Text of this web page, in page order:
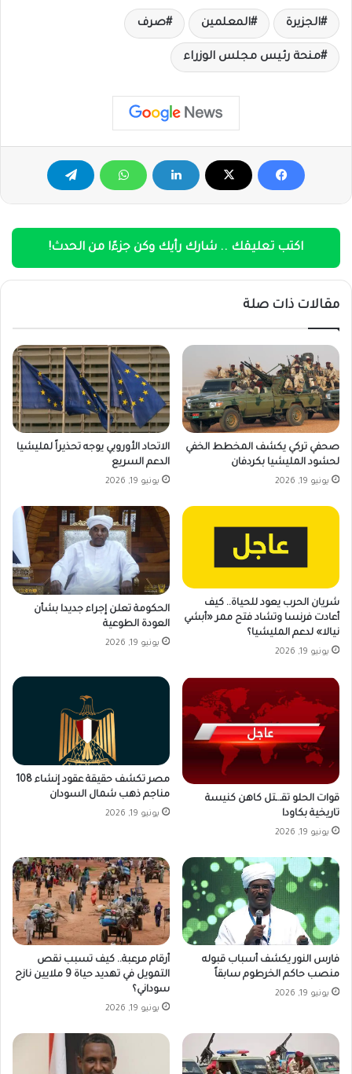
الجزيرة المعلمين صرف
منحة رئيس مجلس الوزراء
اكتب تعليقك .. شارك رأيك وكن جزءًا من الحدث!
مقالات ذات صلة
صحفي تركي يكشف المخطط الخفي
لحشود المليشيا بكردفان
يونيو 19, 2026
الاتحاد الأوروبي يوجه تحذيراً لمليشيا
الدعم السريع
يونيو 19, 2026
شريان الحرب يعود للحياة.. كيف
أعادت فرنسا وتشاد فتح ممر «أبشي
نيالا» لدعم المليشيا؟
يونيو 19, 2026
الحكومة تعلن إجراء جديدا بشأن
العودة الطوعية
يونيو 19, 2026
قوات الحلو تقـ.ـتل كاهن كنيسة
تاريخية بكاودا
يونيو 19, 2026
مصر تكشف حقيقة عقود إنشاء 108
مناجم ذهب شمال السودان
يونيو 19, 2026
فارس النور يكشف أسباب قبوله
منصب حاكم الخرطوم سابقاً
يونيو 19, 2026
أرقام مرعبة.. كيف تسبب نقص
التمويل في تهديد حياة 9 ملايين نازح
سوداني؟
يونيو 19, 2026